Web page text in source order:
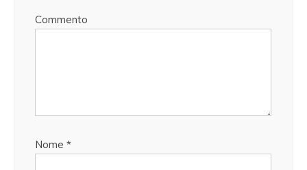
Commento
Nome *